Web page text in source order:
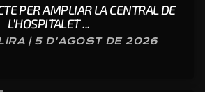
PER AMPLIAR LA CENTRAL DE
L’HOSPITALET ...
| 5 D'AGOST DE 2026